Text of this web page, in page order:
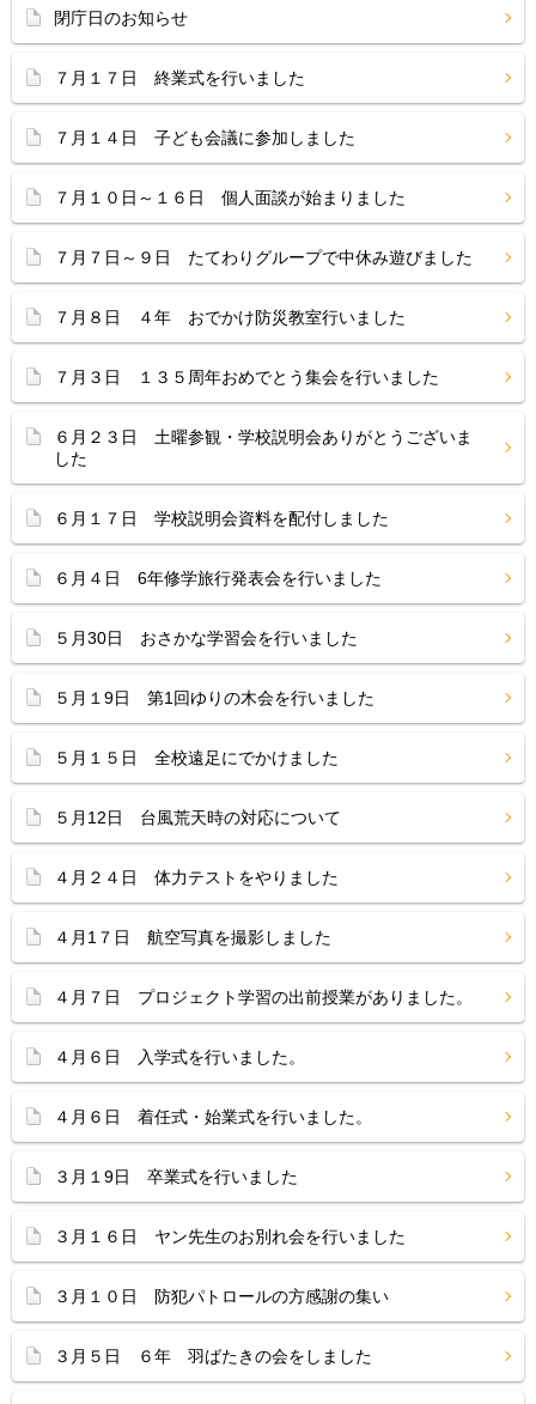
閉庁日のお知らせ
７月１７日 終業式を行いました
７月１４日 子ども会議に参加しました
７月１０日～１６日 個人面談が始まりました
７月７日～９日 たてわりグループで中休み遊びました
７月８日 ４年 おでかけ防災教室行いました
７月３日 １３５周年おめでとう集会を行いました
６月２３日 土曜参観・学校説明会ありがとうございま
した
６月１７日 学校説明会資料を配付しました
６月４日 6年修学旅行発表会を行いました
５月30日 おさかな学習会を行いました
５月１9日 第1回ゆりの木会を行いました
５月１５日 全校遠足にでかけました
５月12日 台風荒天時の対応について
４月２４日 体力テストをやりました
４月1７日 航空写真を撮影しました
４月７日 プロジェクト学習の出前授業がありました。
４月６日 入学式を行いました。
４月６日 着任式・始業式を行いました。
３月１9日 卒業式を行いました
３月１６日 ヤン先生のお別れ会を行いました
３月１０日 防犯パトロールの方感謝の集い
３月５日 ６年 羽ばたきの会をしました